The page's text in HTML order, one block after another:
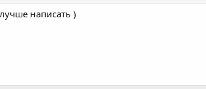
написать )